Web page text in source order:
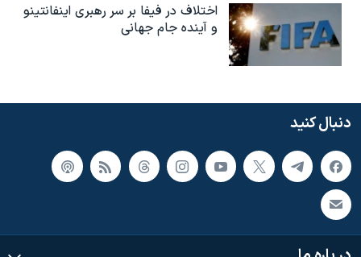
اختلاف در فیفا بر سر رهبری اینفانتینو
و آینده جام جهانی
دنبال کنید